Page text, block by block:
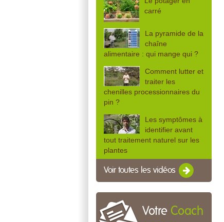
carré
La pyramide de la
chaîne
alimentaire : qui mange qui ?
Comment lutter et
traiter les
chenilles processionnaires du
pin ?
Les symptômes à
identifier avant
tout traitement naturel sur les
plantes
Voir toutes les vidéos
Votre Coach